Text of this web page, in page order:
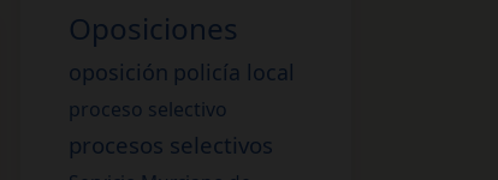
Oposiciones
oposición policía local
proceso selectivo
procesos selectivos